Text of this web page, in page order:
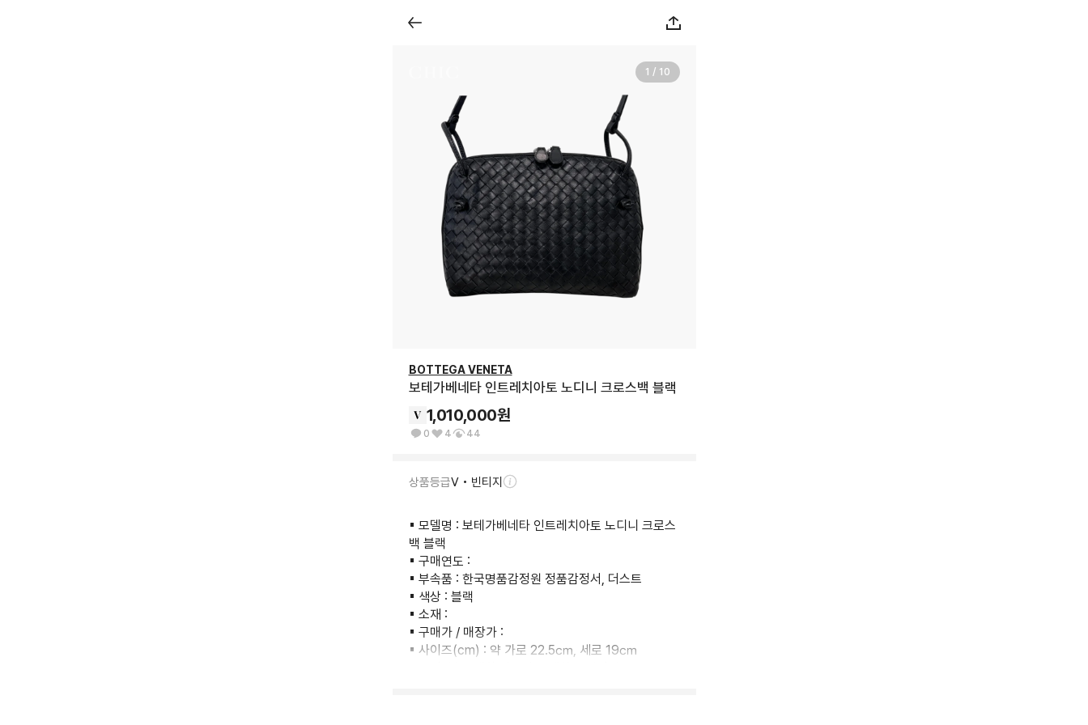
1 / 10
BOTTEGA VENETA
보테가베네타 인트레치아토 노디니 크로스백 블랙
1,010,000원
0 4 44
상품등급V • 빈티지
▪︎ 모델명 : 보테가베네타 인트레치아토 노디니 크로스
백 블랙
▪︎ 구매연도 :
▪︎ 부속품 : 한국명품감정원 정품감정서, 더스트
▪︎ 색상 : 블랙
▪︎ 소재 :
▪︎ 구매가 / 매장가 :
▪︎ 사이즈(cm) : 약 가로 22.5㎝, 세로 19㎝